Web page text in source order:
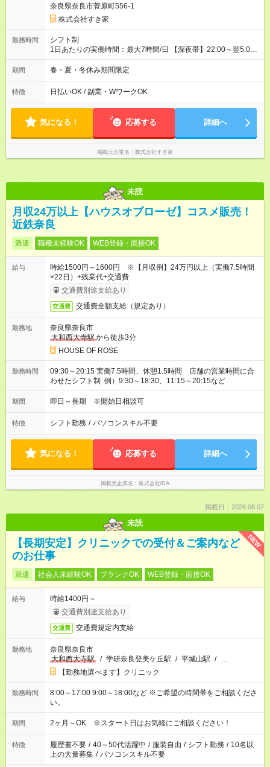
一ヶ月とさせていただきます。 研修制度あり：15時間(研修中も
同時給）
奈良県奈良市菅原町556-1
株式会社すき家
勤務時間
シフト制
1日あたりの実働時間：最大7時間/日 【深夜帯】22:00～翌5:00
週2日～・1日2h～OK◎ ※22:00から翌5:00までは18歳以上の方
のみ勤務可能です（18歳未満の深夜業務禁止のため） ★深夜で
す。 必ず、2名以上での勤務を行いますので、安心して働けま
す。
期間 春・夏・冬休み期間限定
特徴 日払いOK / 副業・WワークOK
気になる！ 応募する 詳細へ
掲載元企業名 株式会社すき家
未読
月収24万以上【ハウスオブローゼ】コスメ販売！
近鉄奈良
派遣 職種未経験OK WEB登録・面接OK
給与
時給1500円～1600円 ※【月収例】24万円以上（実働7.5時間
×22日）+残業代+交通費
交通費別途支給あり
交通費 交通費全額支給（規定あり）
勤務地
奈良県奈良市
大和西大寺駅から徒歩3分
HOUSE OF ROSE
勤務時間
09:30～20:15 実働7.5時間、休憩1.5時間 店舗の営業時間に合
わせたシフト制 例）9:30～18:30、11:15～20:15など
期間 即日～長期 ※開始日相談可
特徴 シフト勤務 / パソコンスキル不要
気になる！ 応募する 詳細へ
掲載元企業名 株式会社iDA
掲載日：2026.08.07
未読
NEW
【長期安定】クリニックでの受付＆ご案内など
のお仕事
派遣 社会人未経験OK ブランクOK WEB登録・面接OK
給与
時給1400円～
交通費別途支給あり
交通費 交通費規定内支給
勤務地
奈良県奈良市
大和西大寺駅
/ 学研奈良登美ケ丘駅 / 平城山駅 / …
【勤務地選べます】クリニック
勤務時間
8:00～17:00 9:00～18:00など ※ご希望の時間帯をご相談くださ
い。
期間 2ヶ月～OK ※スタート日はお気軽にご相談ください！
特徴 履歴書不要 / 40～50代活躍中 / 服装自由 / シフト勤務 / 10名以
上の大量募集 / パソコンスキル不要